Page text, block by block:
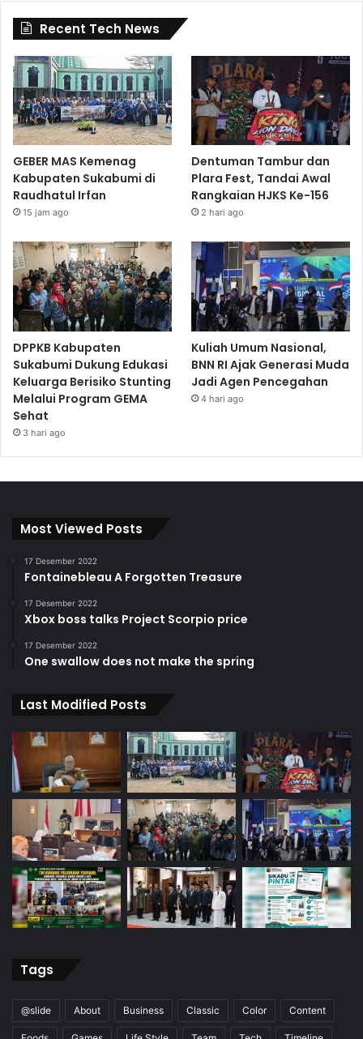
Recent Tech News
GEBER MAS Kemenag
Kabupaten Sukabumi di
Raudhatul Irfan
15 jam ago
Dentuman Tambur dan
Plara Fest, Tandai Awal
Rangkaian HJKS Ke-156
2 hari ago
DPPKB Kabupaten
Sukabumi Dukung Edukasi
Keluarga Berisiko Stunting
Melalui Program GEMA
Sehat
3 hari ago
Kuliah Umum Nasional,
BNN RI Ajak Generasi Muda
Jadi Agen Pencegahan
4 hari ago
Most Viewed Posts
17 Desember 2022
Fontainebleau A Forgotten Treasure
17 Desember 2022
Xbox boss talks Project Scorpio price
17 Desember 2022
One swallow does not make the spring
Last Modified Posts
Tags
@slide About Business Classic Color Content